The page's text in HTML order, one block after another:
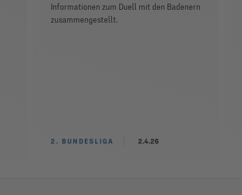
Informationen zum Duell mit den Badenern
zusammengestellt.
2. BUNDESLIGA 2.4.26